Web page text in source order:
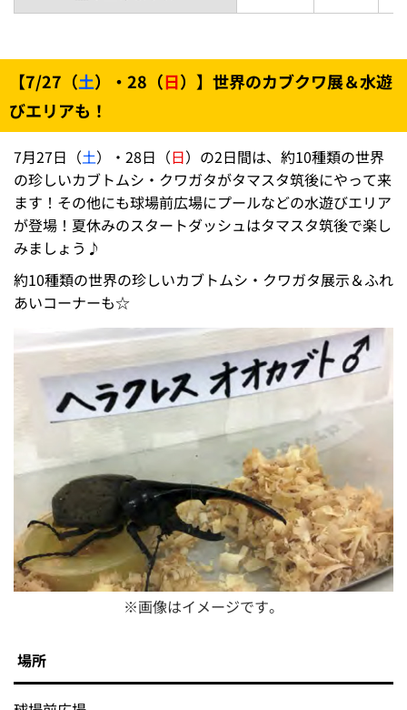
【7/27（土）・28（日）】世界のカブクワ展＆水遊
びエリアも！
7月27日（土）・28日（日）の2日間は、約10種類の世界
の珍しいカブトムシ・クワガタがタマスタ筑後にやって来
ます！その他にも球場前広場にプールなどの水遊びエリア
が登場！夏休みのスタートダッシュはタマスタ筑後で楽し
みましょう♪
約10種類の世界の珍しいカブトムシ・クワガタ展示＆ふれ
あいコーナーも☆
※画像はイメージです。
場所